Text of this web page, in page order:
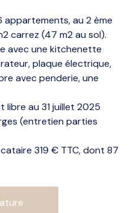
au 2 ème
carrez (47 m2 au sol).
avec une kitchenette
plaque électrique,
avec penderie, une
au 31 juillet 2025
(entretien parties
319 € TTC, dont 87